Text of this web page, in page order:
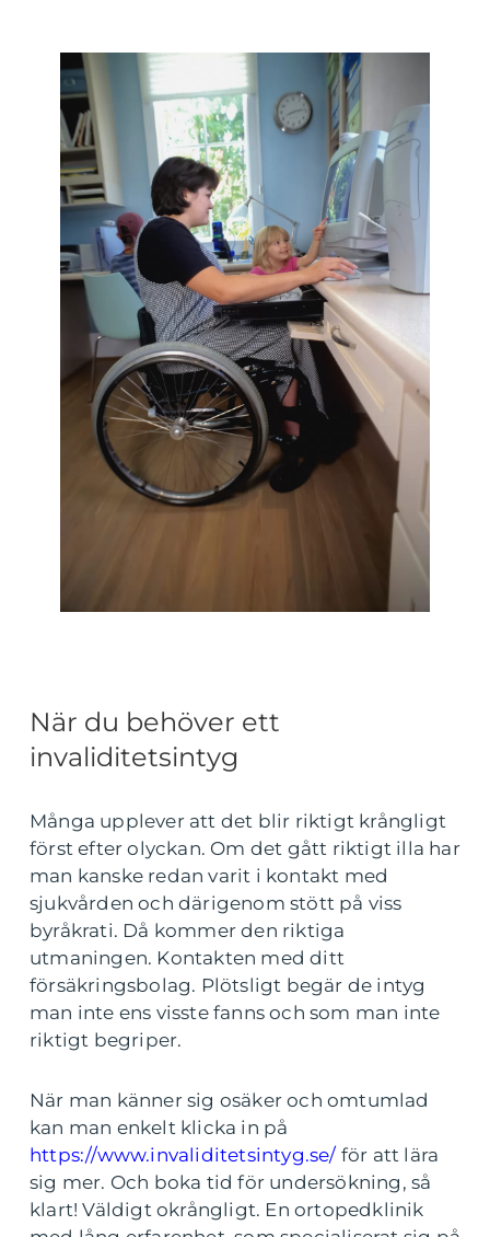
När du behöver ett
invaliditetsintyg
Många upplever att det blir riktigt krångligt
först efter olyckan. Om det gått riktigt illa har
man kanske redan varit i kontakt med
sjukvården och därigenom stött på viss
byråkrati. Då kommer den riktiga
utmaningen. Kontakten med ditt
försäkringsbolag. Plötsligt begär de intyg
man inte ens visste fanns och som man inte
riktigt begriper.
När man känner sig osäker och omtumlad
kan man enkelt klicka in på
https://www.invaliditetsintyg.se/ för att lära
sig mer. Och boka tid för undersökning, så
klart! Väldigt okrångligt. En ortopedklinik